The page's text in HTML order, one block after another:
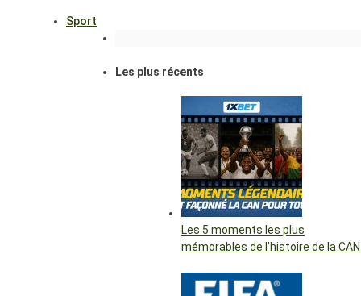
Sport
Les plus récents
Les 5 moments les plus
mémorables de l’histoire de la CAN